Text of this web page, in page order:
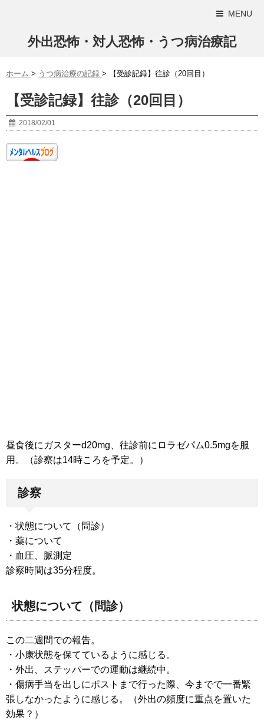
MENU
外出恐怖・対人恐怖・うつ病治療記
ホーム > うつ病治療の記録 > 【受診記録】往診（20回目）
【受診記録】往診（20回目）
2018/02/01
昼食後にガスターd20mg、往診前にロラゼパム0.5mgを服
用。（診察は14時ころを予定。）
診察
・状態について（問診）
・薬について
・血圧、脈測定
診察時間は35分程度。
状態について（問診）
この二週間での報告。
・小康状態を保てているように感じる。
・外出、ステッパーでの運動は継続中。
・傷病手当を出しにポストまで行った際、今までで一番緊
張しなかったように感じる。（外出の頻度に重点を置いた
効果？）